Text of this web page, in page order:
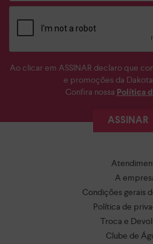
Ao clicar em ASSINAR declaro que
e promoções da Dakota
Confira nossa Política
ASSINAR
A
Condições gerais
Política de
Troca e
Clube de